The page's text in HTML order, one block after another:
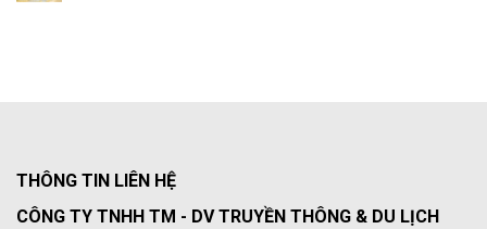
THÔNG TIN LIÊN HỆ
CÔNG TY TNHH TM - DV TRUYỀN THÔNG & DU LỊCH